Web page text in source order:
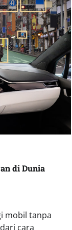
di Dunia
mobil tanpa
cara